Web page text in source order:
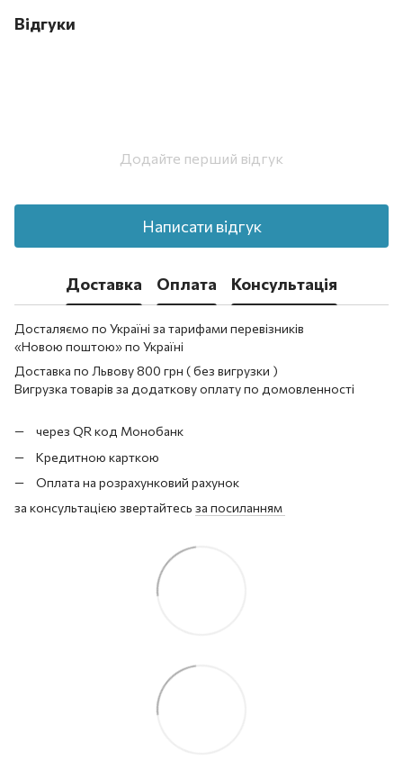
Відгуки
Додайте перший відгук
Написати відгук
Доставка Оплата Консультація
Досталяємо по Україні за тарифами перевізників
«Новою поштою» по Україні
Доставка по Львову 800 грн ( без вигрузки )
Вигрузка товарів за додаткову оплату по домовленності
через QR код Монобанк
Кредитною карткою
Оплата на розрахунковий рахунок
за консультацією звертайтесь за посиланням